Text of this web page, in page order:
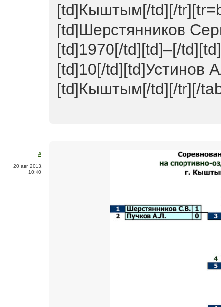
[td]Кыштым[/td][/
[td]Шерстянников
[td]1970[/td][td]–[/
[td]10[/td][td]Устинов
[td]Кыштым[/td][/tr][/
#
20 авг 2013,
10:40